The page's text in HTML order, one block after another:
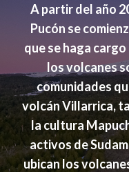
A partir del año
Pucón se
que se haga
los volcanes
comunidades
volcán Villarrica,
la cultura
activos de
ubican los